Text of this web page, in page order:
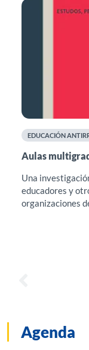
EDUCACIÓN
Aulas
Una
educadores y
organizaciones
Agenda